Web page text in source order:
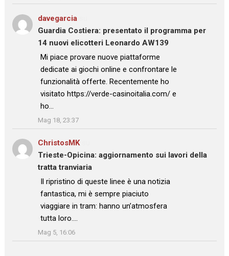
davegarcia
Guardia Costiera: presentato il programma per
14 nuovi elicotteri Leonardo AW139
: “
Mi piace provare nuove piattaforme
dedicate ai giochi online e confrontare le
funzionalità offerte. Recentemente ho
visitato https://verde-casinoitalia.com/ e
ho…
”
Mag 18, 23:37
ChristosMKsu
Trieste-Opicina: aggiornamento sui lavori della
tratta tranviaria
: “
Il ripristino di queste linee è una notizia
fantastica, mi è sempre piaciuto
viaggiare in tram: hanno un’atmosfera
tutta loro.…
”
Mag 5, 16:06